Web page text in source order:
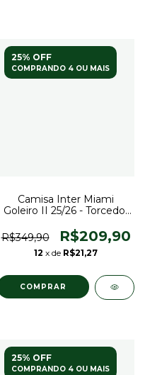
25% OFF
COMPRANDO 4 OU MAIS
Camisa Inter Miami
Goleiro II 25/26 - Torcedor
R$349,90
R$209,90
12 x de R$21,27
COMPRAR
25% OFF
COMPRANDO 4 OU MAIS